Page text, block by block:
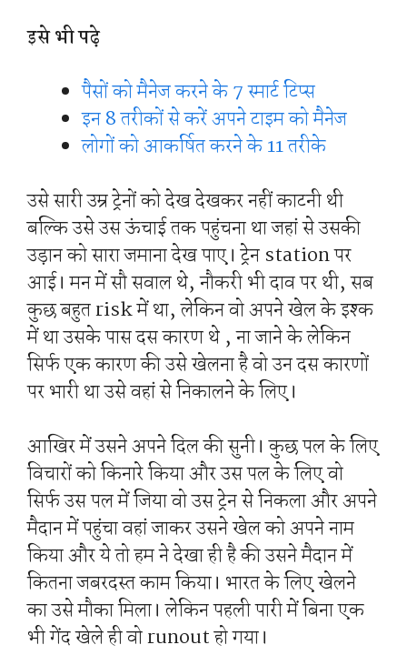
इसे भी पढ़े
पैसों को मैनेज करने के 7 स्मार्ट टिप्स
इन 8 तरीकों से करें अपने टाइम को मैनेज
लोगों को आकर्षित करने के 11 तरीके
उसे सारी उम्र ट्रेनों को देख देखकर नहीं काटनी थी
बल्कि उसे उस ऊंचाई तक पहुंचना था जहां से उसकी
उड़ान को सारा जमाना देख पाए। ट्रेन station पर
आई। मन में सौ सवाल थे, नौकरी भी दाव पर थी, सब
कुछ बहुत risk में था, लेकिन वो अपने खेल के इश्क
में था उसके पास दस कारण थे , ना जाने के लेकिन
सिर्फ एक कारण की उसे खेलना है वो उन दस कारणों
पर भारी था उसे वहां से निकालने के लिए।
आखिर में उसने अपने दिल की सुनी। कुछ पल के लिए
विचारों को किनारे किया और उस पल के लिए वो
सिर्फ उस पल में जिया वो उस ट्रेन से निकला और अपने
मैदान में पहुंचा वहां जाकर उसने खेल को अपने नाम
किया और ये तो हम ने देखा ही है की उसने मैदान में
कितना जबरदस्त काम किया। भारत के लिए खेलने
का उसे मौका मिला। लेकिन पहली पारी में बिना एक
भी गेंद खेले ही वो runout हो गया।